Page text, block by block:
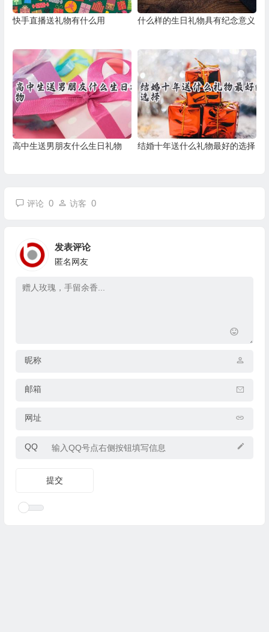
快手直播送礼物有什么用 什么样的生日礼物具有纪念意义
高中生送男朋友什么生日礼物 结婚十年送什么礼物最好的选择
评论 0 访客 0
发表评论
匿名网友
昵称
邮箱
网址
QQ